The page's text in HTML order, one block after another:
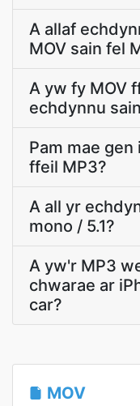
A allaf
MOV sain fel
A yw fy MOV
echdynnu
Pam mae
ffeil MP3?
A all yr
mono / 5.1?
A yw'r MP3
chwarae ar
car?
MOV